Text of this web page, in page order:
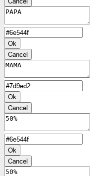
Ok
Cancel
Ok
Cancel
Ok
Cancel